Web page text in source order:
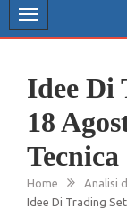
Toggle
navigation
Idee Di
18
Tecnica
Home
Analisi
Idee Di Trading